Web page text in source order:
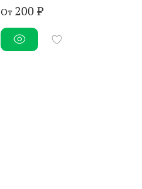
От 200 ₽